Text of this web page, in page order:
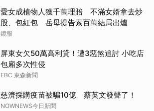
愛女成植物人獲千萬理賠 不滿女婿拿去炒
股、包紅包 岳母提告索百萬結局出爐
鏡報
屏東女欠50萬高利貸！遭3惡煞追討 小吃店
包廂多次性侵
EBC 東森新聞
慈濟採購疫苗被騙10億 蔡英文發聲了！
NOWNEWS今日新聞